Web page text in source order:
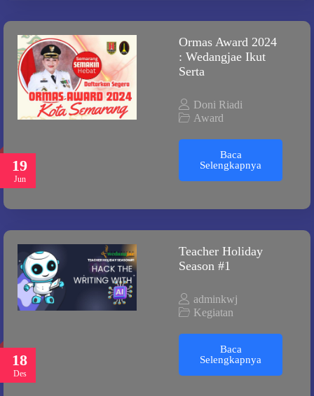
19
Jun
Ormas Award 2024
: Wedangjae Ikut
Serta
Doni Riadi
Award
Baca
Selengkapnya
18
Des
Teacher Holiday
Season #1
adminkwj
Kegiatan
Baca
Selengkapnya